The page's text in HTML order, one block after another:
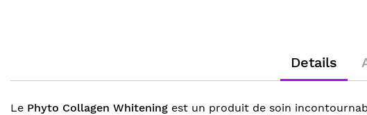
Details
Le Phyto Collagen Whitening est un produit de soin